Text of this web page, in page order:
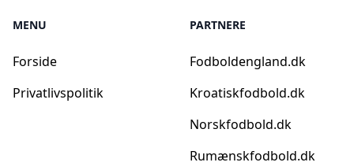
MENU
Forside
Privatlivspolitik
PARTNERE
Fodboldengland.dk
Kroatiskfodbold.dk
Norskfodbold.dk
Rumænskfodbold.dk